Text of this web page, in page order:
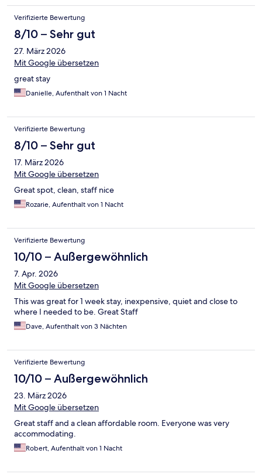
Verifizierte Bewertung
8/10 – Sehr gut
27. März 2026
Mit Google übersetzen
great stay
Danielle, Aufenthalt von 1 Nacht
Verifizierte Bewertung
8/10 – Sehr gut
17. März 2026
Mit Google übersetzen
Great spot, clean, staff nice
Rozarie, Aufenthalt von 1 Nacht
Verifizierte Bewertung
10/10 – Außergewöhnlich
7. Apr. 2026
Mit Google übersetzen
This was great for 1 week stay, inexpensive, quiet and close to
where I needed to be. Great Staff
Dave, Aufenthalt von 3 Nächten
Verifizierte Bewertung
10/10 – Außergewöhnlich
23. März 2026
Mit Google übersetzen
Great staff and a clean affordable room. Everyone was very
accommodating.
Robert, Aufenthalt von 1 Nacht